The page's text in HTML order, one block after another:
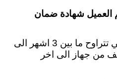
العميل شهادة ضمان
مركز صيانة ويرلبول بالدقي تتراوح ما بين 3 اشهر الى
من جهاز الى اخر